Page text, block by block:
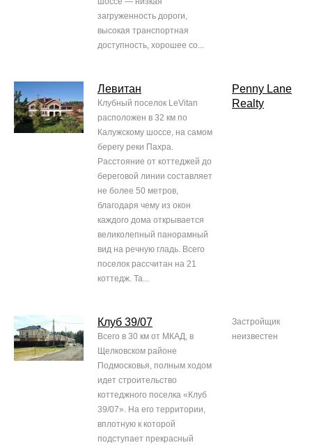
загруженность дороги,
высокая транспортная
доступность, хорошее со...
Левитан
Клубный поселок LeVitan
расположен в 32 км по
Калужскому шоссе, на самом
берегу реки Пахра.
Расстояние от коттеджей до
береговой линии составляет
не более 50 метров,
благодаря чему из окон
каждого дома открывается
великолепный панорамный
вид на речную гладь. Всего
поселок рассчитан на 21
коттедж. Та...
Penny Lane
Realty
Клуб 39/07
Всего в 30 км от МКАД, в
Щелковском районе
Подмосковья, полным ходом
идет строительство
коттеджного поселка «Клуб
39/07». На его территории,
вплотную к которой
подступает прекрасный
Застройщик
неизвестен